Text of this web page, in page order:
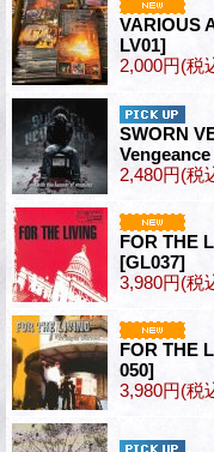
VARIOUS
LV01]
2,000円(税
SWORN
2,480円(税
FOR THE
[GL037]
3,980円(税
FOR THE
050]
3,980円(税